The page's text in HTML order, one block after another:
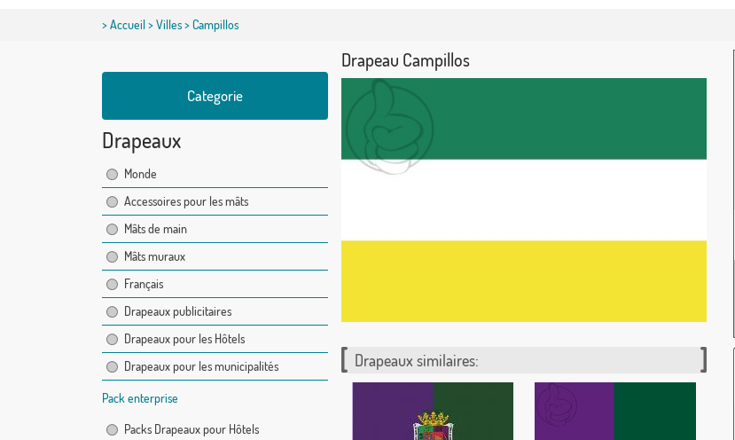
>Accueil>Villes> Campillos
Categorie
Drapeaux
Monde
Accessoires pour les mâts
Mâts de main
Mâts muraux
Français
Drapeaux publicitaires
Drapeaux pour les Hôtels
Drapeaux pour les municipalités
Pack enterprise
Packs Drapeaux pour Hôtels
Drapeau Campillos
Drapeaux similaires: